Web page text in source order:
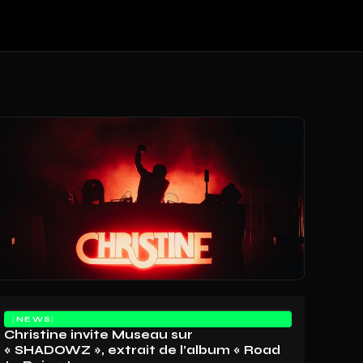
NEWS
Christine invite Museau sur
« SHADOWZ », extrait de l’album « Road